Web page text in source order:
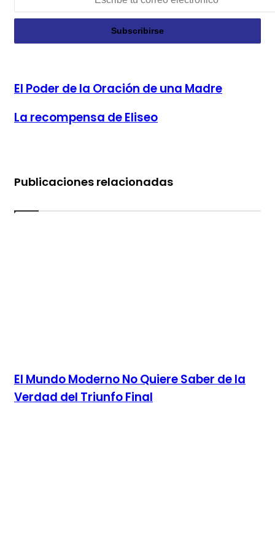
El Poder de la Oración de una Madre
El Poder de la Oración de una Madre
La recompensa de Eliseo
La recompensa de Eliseo
Publicaciones relacionadas
El Mundo Moderno No Quiere Saber de la
Verdad del Triunfo Final